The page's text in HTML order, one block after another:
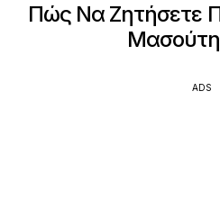
Πώς Να Ζητήσετε
ADS